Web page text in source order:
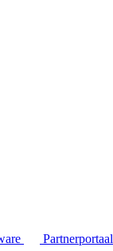
Partnerportaal